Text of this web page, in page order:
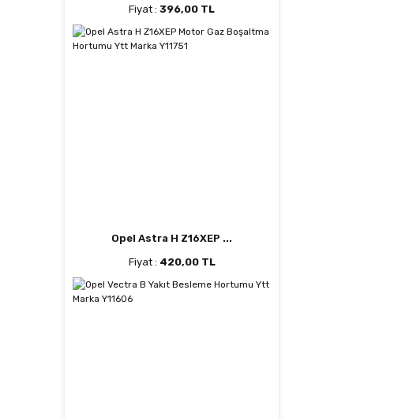
Fiyat : 396,00 TL
Opel Astra H Z16XEP ...
Fiyat : 420,00 TL